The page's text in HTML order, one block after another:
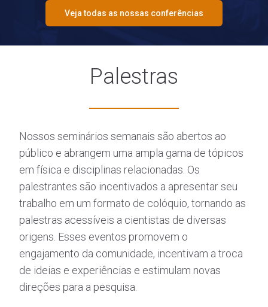
Veja todas as nossas conferências
Palestras
Nossos seminários semanais são abertos ao
público e abrangem uma ampla gama de tópicos
em física e disciplinas relacionadas. Os
palestrantes são incentivados a apresentar seu
trabalho em um formato de colóquio, tornando as
palestras acessíveis a cientistas de diversas
origens. Esses eventos promovem o
engajamento da comunidade, incentivam a troca
de ideias e experiências e estimulam novas
direções para a pesquisa.